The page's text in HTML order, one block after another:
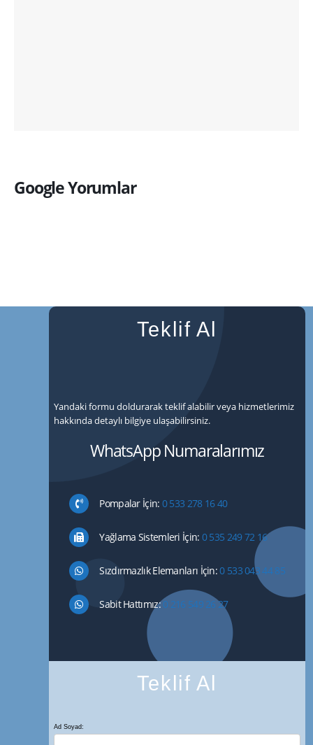
Google Yorumlar
Teklif Al
Yandaki formu doldurarak teklif alabilir veya hizmetlerimiz
hakkında detaylı bilgiye ulaşabilirsiniz.
WhatsApp Numaralarımız
Pompalar İçin: 0 533 278 16 40
Yağlama Sistemleri İçin: 0 535 249 72 16
Sızdırmazlık Elemanları İçin:0 533 043 44 85
Sabit Hattımız:0 216 549 26 27
Teklif Al
Ad Soyad: